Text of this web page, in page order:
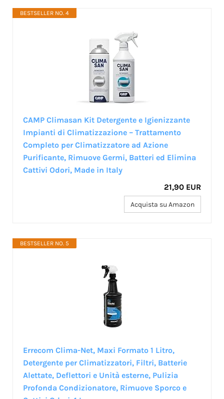
BESTSELLER NO. 4
CAMP Climasan Kit Detergente e Igienizzante
Impianti di Climatizzazione – Trattamento
Completo per Climatizzatore ad Azione
Purificante, Rimuove Germi, Batteri ed Elimina
Cattivi Odori, Made in Italy
21,90 EUR
Acquista su Amazon
BESTSELLER NO. 5
Errecom Clima-Net, Maxi Formato 1 Litro,
Detergente per Climatizzatori, Filtri, Batterie
Alettate, Deflettori e Unità esterne, Pulizia
Profonda Condizionatore, Rimuove Sporco e